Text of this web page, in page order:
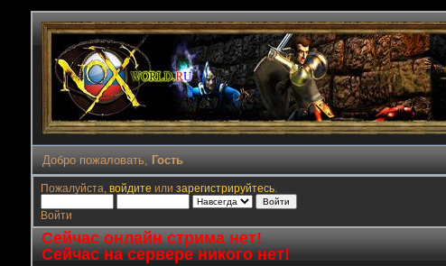
Добро пожаловать, Гость
Пожалуйста, войдите или зарегистрируйтесь.
Войти
Сейчас онлайн стрима нет!
Сейчас на сервере никого нет!